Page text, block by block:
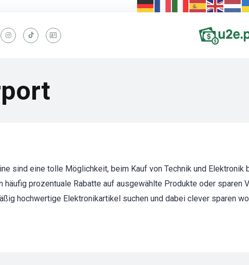
sind eine tolle Möglichkeit, beim Kauf von Technik und
häufig prozentuale Rabatte auf ausgewählte Produkte oder
hochwertige Elektronikartikel suchen und dabei clever sparen